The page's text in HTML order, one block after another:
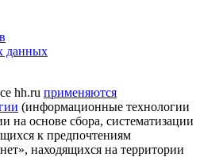
данных
hh.ru применяются
(информационные технологии
на основе сбора, систематизации
к предпочтениям
находящихся на территории